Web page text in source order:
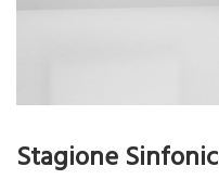
Stagione